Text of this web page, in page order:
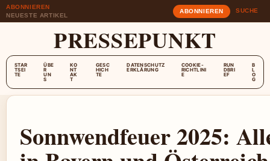
ABONNIEREN
NEUESTE ARTIKEL
ABONNIEREN SUCHE
PRESSEPUNKT
STAR
TSEI
TE
ÜBE
R
UN
S
KO
NT
AK
T
GESC
HICH
TE
DATENSCHUTZ
ERKLÄRUNG
COOKIE-
RICHTLINI
E
RUN
DBRI
EF
B
L
O
G
Sonnwendfeuer 2025: